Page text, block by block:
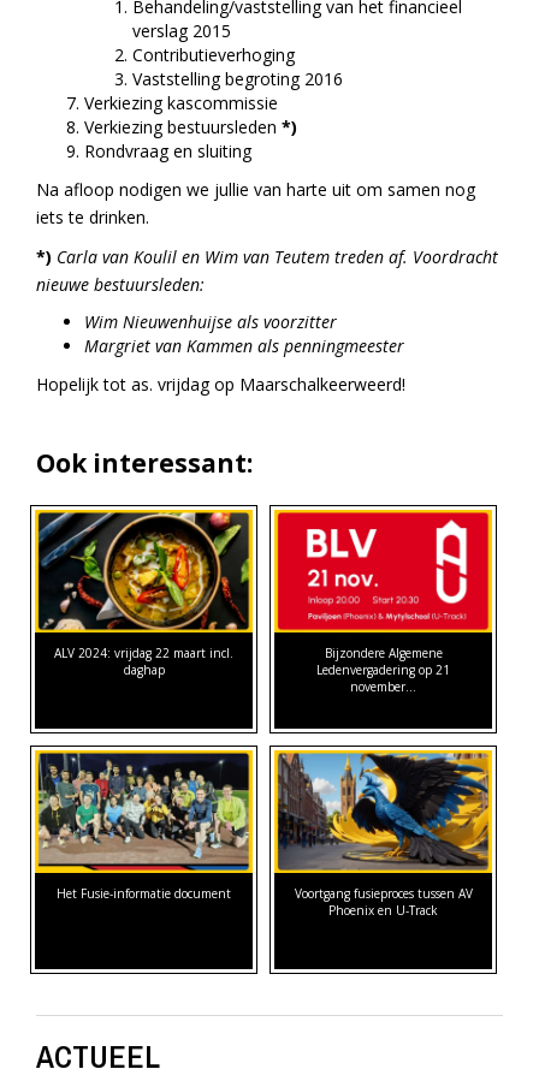
Behandeling/vaststelling van het financieel
verslag 2015
Contributieverhoging
Vaststelling begroting 2016
Verkiezing kascommissie
Verkiezing bestuursleden *)
Rondvraag en sluiting
Na afloop nodigen we jullie van harte uit om samen nog
iets te drinken.
*) Carla van Koulil en Wim van Teutem treden af. Voordracht
nieuwe bestuursleden:
Wim Nieuwenhuijse als voorzitter
Margriet van Kammen als penningmeester
Hopelijk tot as. vrijdag op Maarschalkeerweerd!
Ook interessant:
ALV 2024: vrijdag 22 maart incl.
daghap
Bijzondere Algemene
Ledenvergadering op 21
november…
Het Fusie-informatie document
Voortgang fusieproces tussen AV
Phoenix en U-Track
ACTUEEL